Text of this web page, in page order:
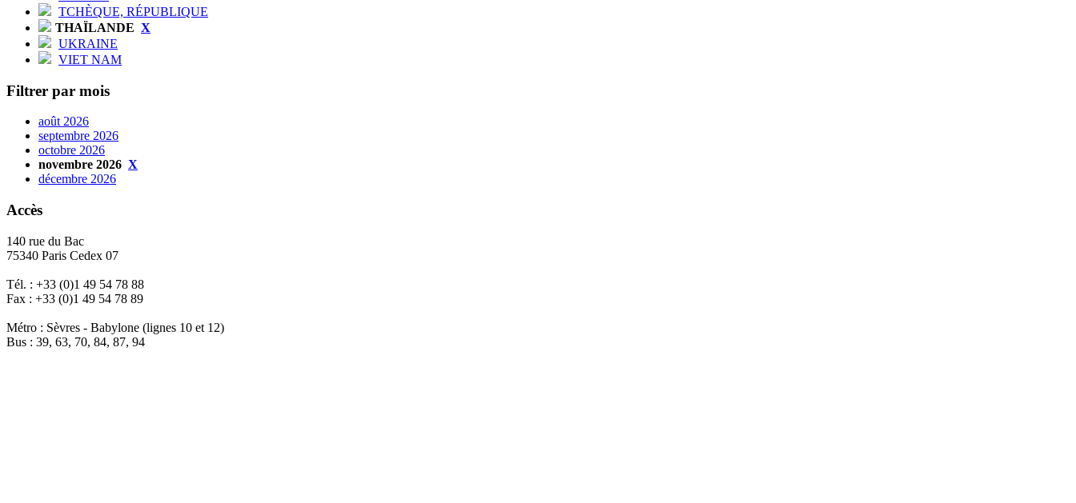
TCHÈQUE, RÉPUBLIQUE
THAÏLANDE X
UKRAINE
VIET NAM
Filtrer par mois
août 2026
septembre 2026
octobre 2026
novembre 2026 X
décembre 2026
Accès
140 rue du Bac
75340 Paris Cedex 07
Tél. : +33 (0)1 49 54 78 88
Fax : +33 (0)1 49 54 78 89
Métro : Sèvres - Babylone (lignes 10 et 12)
Bus : 39, 63, 70, 84, 87, 94